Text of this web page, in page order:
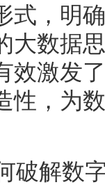
式，明
大数据
效激发
性，为
破解数